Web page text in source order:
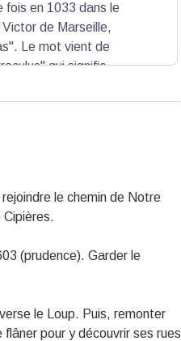
fois en 1033 dans le
de Marseille,
Le mot vient de
qui signifie
développent des
le chemin de Notre
Cipières.
(prudence). Garder le
le Loup. Puis, remonter
pour y découvrir ses rues